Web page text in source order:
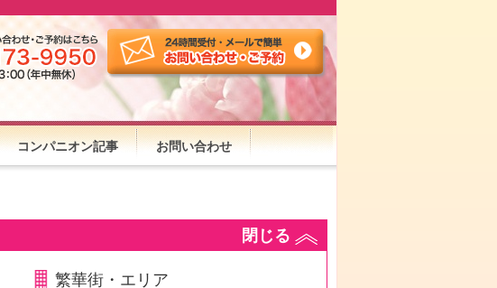
コンパニオン記事 お問い合わせ
閉じる
繁華街・エリア